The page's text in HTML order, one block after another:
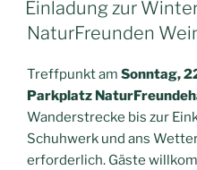
Einladung zur
NaturFreunden
Treffpunkt am Sonntag,
Parkplatz
Wanderstrecke bis zur
Schuhwerk und ans
erforderlich. Gäste